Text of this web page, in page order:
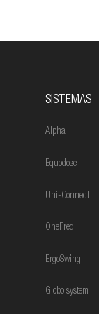
SISTEMAS
Alpha
Equodose
Uni-Connect
OneFred
ErgoSwing
Globo system